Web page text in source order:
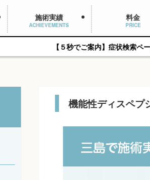
施術実績
ACHIEVEMENTS
料金
PRICE
【５秒でご案内】症状検索ペ
機能性ディスペプ